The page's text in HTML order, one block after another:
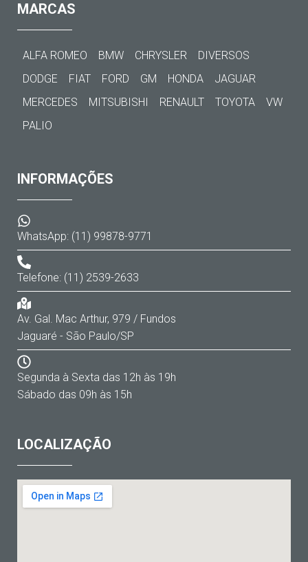
MARCAS
ALFA ROMEO BMW CHRYSLER
DIVERSOS
DODGE
FIAT FORD GM HONDA
JAGUAR
MERCEDES
MITSUBISHI RENAULT TOYOTA
VW
PALIO
INFORMAÇÕES
WhatsApp: (11) 99878-9771
Telefone: (11) 2539-2633
Av. Gal. Mac Arthur, 979 / Fundos
Jaguaré - São Paulo/SP
Segunda à Sexta das 12h às 19h
Sábado das 09h às 15h
LOCALIZAÇÃO